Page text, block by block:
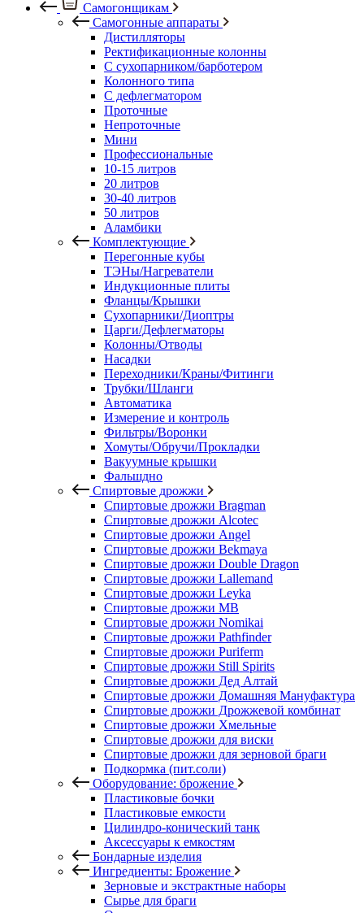
Самогонщикам
Самогонные аппараты
Дистилляторы
Ректификационные колонны
С сухопарником/барботером
Колонного типа
С дефлегматором
Проточные
Непроточные
Мини
Профессиональные
10-15 литров
20 литров
30-40 литров
50 литров
Аламбики
Комплектующие
Перегонные кубы
ТЭНы/Нагреватели
Индукционные плиты
Фланцы/Крышки
Сухопарники/Диоптры
Царги/Дефлегматоры
Колонны/Отводы
Насадки
Переходники/Краны/Фитинги
Трубки/Шланги
Автоматика
Измерение и контроль
Фильтры/Воронки
Хомуты/Обручи/Прокладки
Вакуумные крышки
Фальшдно
Спиртовые дрожжи
Спиртовые дрожжи Bragman
Спиртовые дрожжи Alcotec
Спиртовые дрожжи Angel
Спиртовые дрожжи Bekmaya
Спиртовые дрожжи Double Dragon
Спиртовые дрожжи Lallemand
Спиртовые дрожжи Leyka
Спиртовые дрожжи MB
Спиртовые дрожжи Nomikai
Спиртовые дрожжи Pathfinder
Спиртовые дрожжи Puriferm
Спиртовые дрожжи Still Spirits
Спиртовые дрожжи Дед Алтай
Спиртовые дрожжи Домашняя Мануфактура
Спиртовые дрожжи Дрожжевой комбинат
Спиртовые дрожжи Хмельные
Спиртовые дрожжи для виски
Спиртовые дрожжи для зерновой браги
Подкормка (пит.соли)
Оборудование: брожение
Пластиковые бочки
Пластиковые емкости
Цилиндро-конический танк
Аксессуары к емкостям
Бондарные изделия
Ингредиенты: Брожение
Зерновые и экстрактные наборы
Сырье для браги